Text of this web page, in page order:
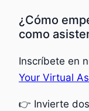
¿Cómo
como
Inscríbete en
Your Virtual
👉 Invierte